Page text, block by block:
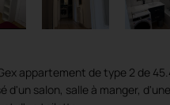
appartement de type 2 de
d'un salon, salle à manger,